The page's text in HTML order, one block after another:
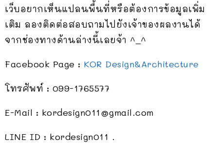
เว็บอยากเห็นแปลนพื้นที่หรือต้องการข้อมูลเพิ่ม
เติม ลองติดต่อสอบถามไปยังเจ้าของผลงานได้
จากช่องทางด้านล่างนี้เลยจ้า ^_^
Facebook Page : KOR Design&Architecture
โทรศัพท์ : 099-1765577
E-Mail : kordesign011@gmail.com
LINE ID : kordesign011 .